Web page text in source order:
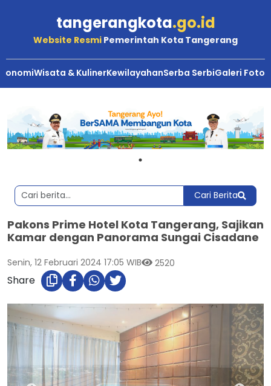
tangerangkota.go.id
Website Resmi Pemerintah Kota Tangerang
Wisata & KulinerKewilayahanSerba SerbiGaleri Foto
Cari Berita
Pakons Prime Hotel Kota Tangerang, Sajikan
Kamar dengan Panorama Sungai Cisadane
Senin, 12 Februari 2024 17:05 WIB 2520
Share